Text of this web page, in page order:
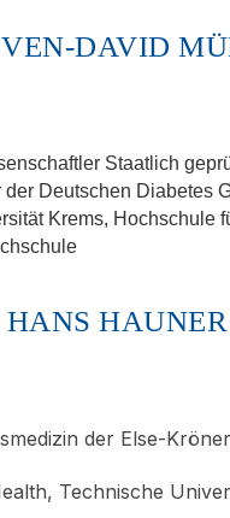
DAVID
Staatlich
Deutschen Diabetes
Krems, Hochschule
HANS HAUNER
der Else-
Technische